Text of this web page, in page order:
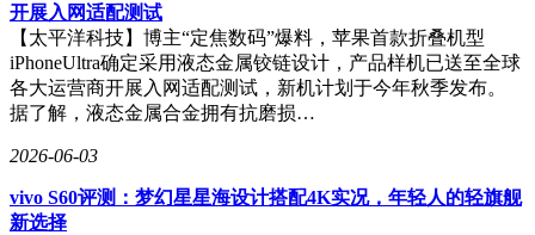
开展入网适配测试
【太平洋科技】博主“定焦数码”爆料，苹果首款折叠机型
iPhoneUltra确定采用液态金属铰链设计，产品样机已送至全球
各大运营商开展入网适配测试，新机计划于今年秋季发布。
据了解，液态金属合金拥有抗磨损…
2026-06-03
vivo S60评测：梦幻星星海设计搭配4K实况，年轻人的轻旗舰
新选择